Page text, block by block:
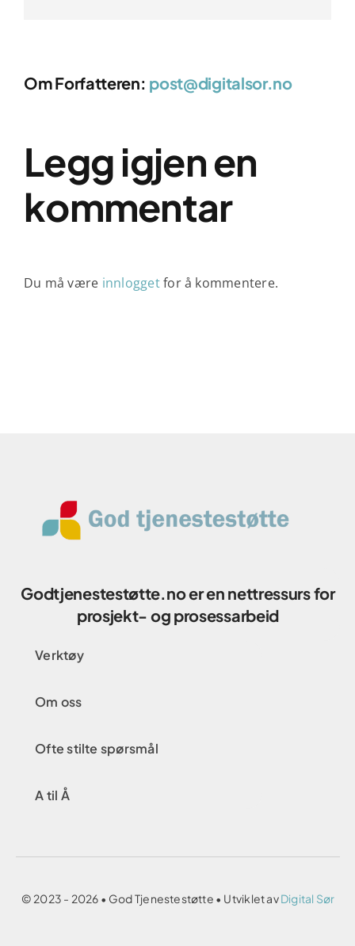
Om Forfatteren: post@digitalsor.no
Legg igjen en
kommentar
Du må være innloggetfor å kommentere.
Godtjenestestøtte.no er en nettressurs for
prosjekt- og prosessarbeid
Verktøy
Om oss
Ofte stilte spørsmål
A til Å
© 2023 - 2026 • God Tjenestestøtte • Utviklet avDigital Sør